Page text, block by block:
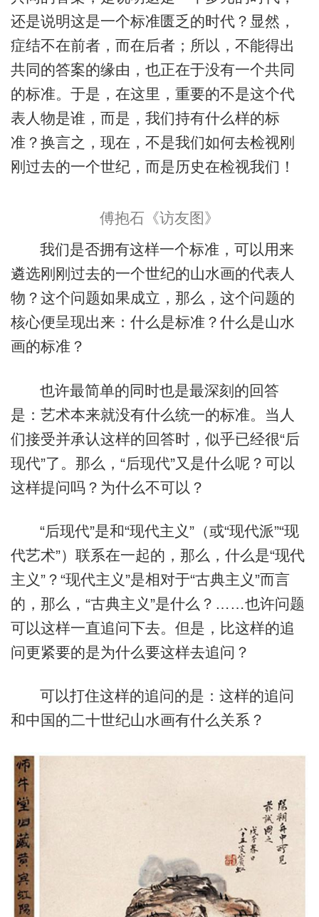
还是说明这是一个标准匮乏的时代？显然，
症结不在前者，而在后者；所以，不能得出
共同的答案的缘由，也正在于没有一个共同
的标准。于是，在这里，重要的不是这个代
表人物是谁，而是，我们持有什么样的标
准？换言之，现在，不是我们如何去检视刚
刚过去的一个世纪，而是历史在检视我们！
傅抱石《访友图》
我们是否拥有这样一个标准，可以用来
遴选刚刚过去的一个世纪的山水画的代表人
物？这个问题如果成立，那么，这个问题的
核心便呈现出来：什么是标准？什么是山水
画的标准？
也许最简单的同时也是最深刻的回答
是：艺术本来就没有什么统一的标准。当人
们接受并承认这样的回答时，似乎已经很“后
现代”了。那么，“后现代”又是什么呢？可以
这样提问吗？为什么不可以？
“后现代”是和“现代主义”（或“现代派”“现
代艺术”）联系在一起的，那么，什么是“现代
主义”？“现代主义”是相对于“古典主义”而言
的，那么，“古典主义”是什么？……也许问题
可以这样一直追问下去。但是，比这样的追
问更紧要的是为什么要这样去追问？
可以打住这样的追问的是：这样的追问
和中国的二十世纪山水画有什么关系？